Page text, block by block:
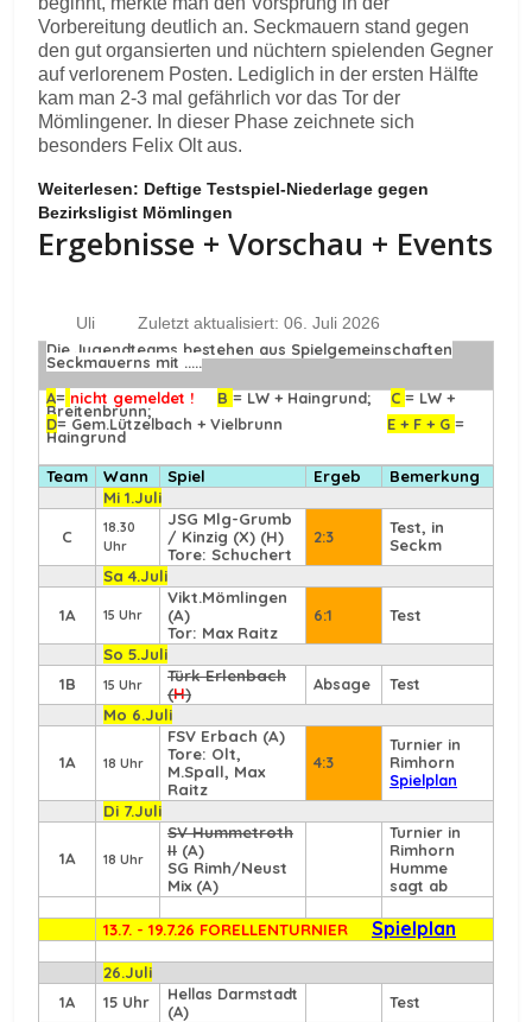
Vorbereitung deutlich an. Seckmauern stand gegen
den gut organsierten und nüchtern spielenden Gegner
auf verlorenem Posten. Lediglich in der ersten Hälfte
kam man 2-3 mal gefährlich vor das Tor der
Mömlingener. In dieser Phase zeichnete sich
besonders Felix Olt aus.
Weiterlesen: Deftige Testspiel-Niederlage gegen
Bezirksligist Mömlingen
Ergebnisse + Vorschau + Events
Uli
Zuletzt aktualisiert: 06. Juli 2026
Die Jugendteams bestehen aus Spielgemeinschaften
Seckmauerns mit .....
A= nicht gemeldet ! B = LW + Haingrund;C = LW +
Breitenbrunn;
D= Gem.Lützelbach + Vielbrunn E + F + G =
Haingrund
Team Wann Spiel Ergeb
Bemerkung
Mi 1.Juli
C
18.30
Uhr
JSG Mlg-Grumb
/ Kinzig (X) (H)
Tore: Schuchert
2:3
Test, in
Seckm
Sa 4.Juli
1A 15 Uhr
Vikt.Mömlingen
(A)
Tor: Max Raitz
6:1 Test
So 5.Juli
1B
15 Uhr
Türk Erlenbach
(H) Absage
Test
Mo 6.Juli
1A 18 Uhr
FSV Erbach (A)
Tore: Olt,
M.Spall, Max
Raitz
4:3
Turnier in
Rimhorn
Spielplan
Di 7.Juli
1A 18 Uhr
SV Hummetroth
II (A)
SG Rimh/Neust
Mix (A)
Turnier in
Rimhorn
Humme
sagt ab
13.7. - 19.7.26 FORELLENTURNIER Spielplan
26.Juli
1A
15 Uhr
Hellas Darmstadt
(A)
Test